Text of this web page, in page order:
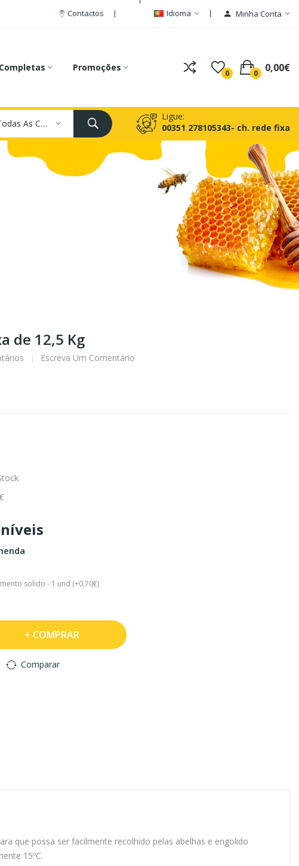
Contactos Idioma Minha Conta
Promoções
0 0 0,00€
Todas As Categorias
Ligue:
00351 278105343- ch. rede fixa
de 12,5 Kg
Escreva Um Comentário
solido - 1 und (+0,70€)
COMPRAR
Comparar
que possa ser facilmente recolhido pelas abelhas e engolido
15ºC.